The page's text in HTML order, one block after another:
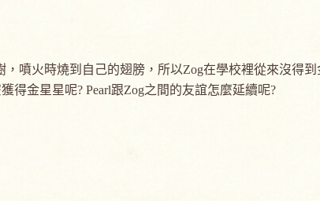
噴火時燒到自己的翅膀，所以Zog在學校裡從來沒得
得金星星呢? Pearl跟Zog之間的友誼怎麼延續呢?